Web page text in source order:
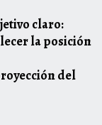
claro:
la posición
del